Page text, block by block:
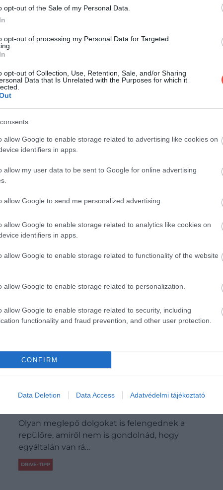
opt-out of the Sale of my Personal Data.
opt-out of processing my Personal Data for Targeted
opt-out of Collection, Use, Retention, Sale, and/or Sharing
Data that Is Unrelated with the Purposes for which it
allow Google to enable storage related to advertising like cookies on
identifiers in apps.
allow my user data to be sent to Google for online advertising
allow Google to send me personalized advertising.
allow Google to enable storage related to analytics like cookies on
identifiers in apps.
allow Google to enable storage related to functionality of the website
allow Google to enable storage related to personalization.
allow Google to enable storage related to security, including
functionality and fraud prevention, and other user protection.
CONFIRM
Data Deletion Data Access Adatvédelmi tájékoztató
5 ingyenes budapesti program
Játék és történelem: Királyi Lovarda … Egy
DRIVE-TIPP
10 veszélyes dolog, amit mégis fel lehet
Olyan meglepő dolgokat is felengednek a
repülőre, amiről nem is gondolnád, hogy
egyáltalán van rá…
DRIVE-TIPP